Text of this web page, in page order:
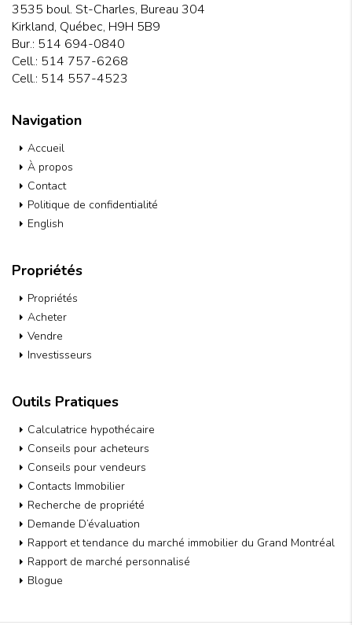
3535 boul. St-Charles, Bureau 304
Kirkland, Québec, H9H 5B9
Bur.: 514 694-0840
Cell.: 514 757-6268
Cell.: 514 557-4523
Navigation
Accueil
À propos
Contact
Politique de confidentialité
English
Propriétés
Propriétés
Acheter
Vendre
Investisseurs
Outils Pratiques
Calculatrice hypothécaire
Conseils pour acheteurs
Conseils pour vendeurs
Contacts Immobilier
Recherche de propriété
Demande D’évaluation
Rapport et tendance du marché immobilier du Grand Montréal
Rapport de marché personnalisé
Blogue